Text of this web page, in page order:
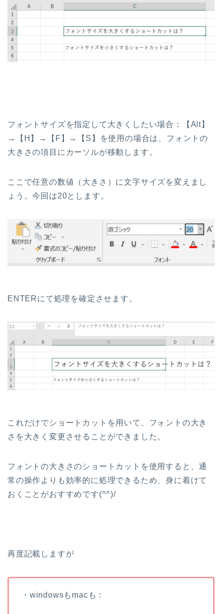
フォントサイズを指定して大きくしたい場合：【Alt】
→【H】→【F】→【S】を使用の場合は、フォントの
大きさの項目にカーソルが移動します。
ここで任意の数値（大きさ）に文字サイズを変えまし
ょう。今回は20とします。
ENTERにて処理を確定させます。
これだけでショートカットを用いて、フォントの大き
さを大きく変更させることができました。
フォントの大きさのショートカットを使用すると、通
常の操作よりも効率的に処理できるため、身に着けて
おくことがおすすめです(^^)/
再度記載しますが
・windowsもmacも：